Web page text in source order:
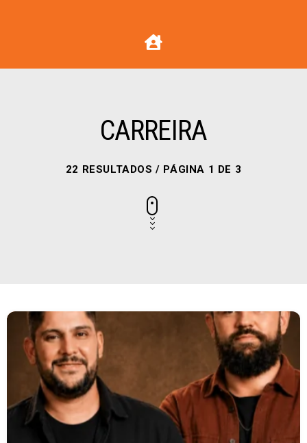
CARREIRA
22 RESULTADOS / PÁGINA 1 DE 3